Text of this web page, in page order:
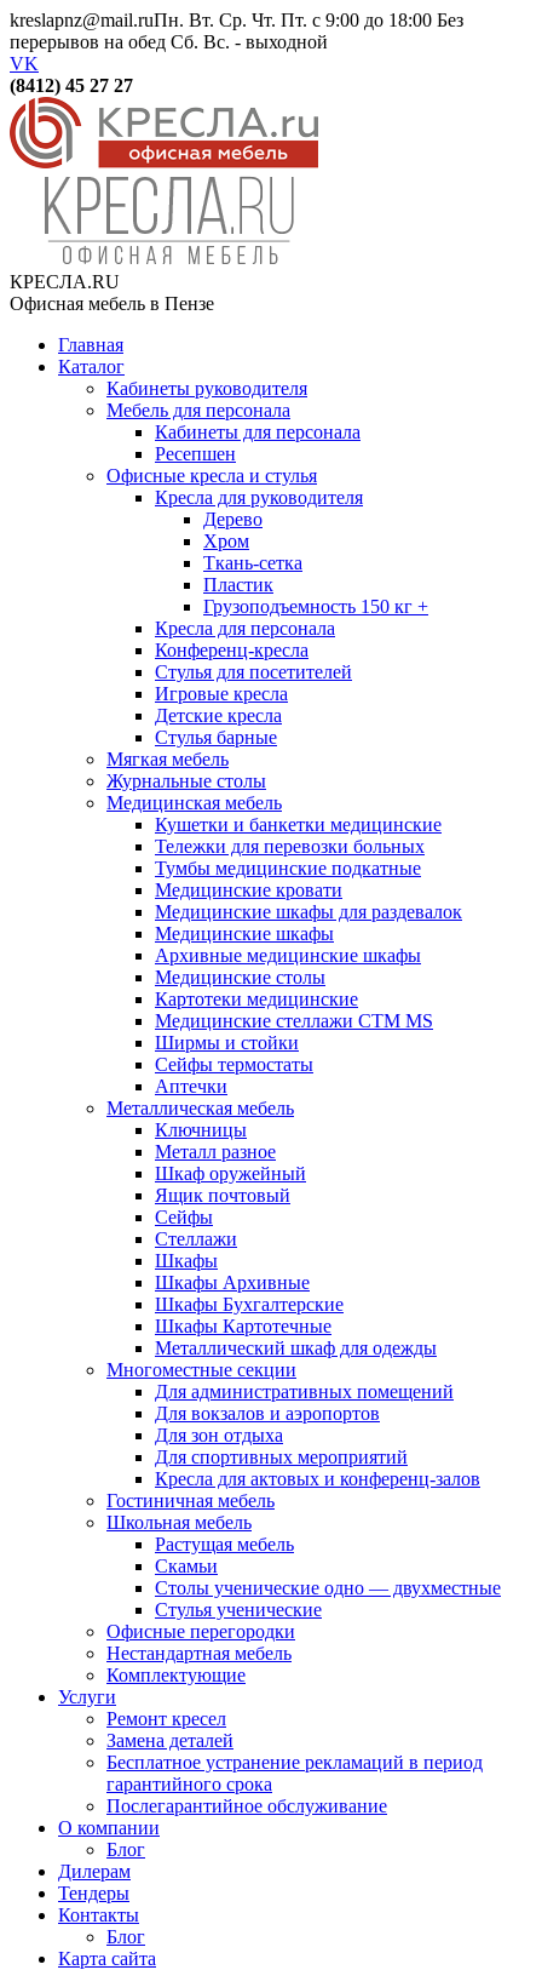
kreslapnz@mail.ruПн. Вт. Ср. Чт. Пт. с 9:00 до 18:00 Без
перерывов на обед Сб. Вс. - выходной
VK
(8412) 45 27 27
КРЕСЛА.RU
Офисная мебель в Пензе
Главная
Каталог
Кабинеты руководителя
Мебель для персонала
Кабинеты для персонала
Ресепшен
Офисные кресла и стулья
Кресла для руководителя
Дерево
Хром
Ткань-сетка
Пластик
Грузоподъемность 150 кг +
Кресла для персонала
Конференц-кресла
Стулья для посетителей
Игровые кресла
Детские кресла
Стулья барные
Мягкая мебель
Журнальные столы
Медицинская мебель
Кушетки и банкетки медицинские
Тележки для перевозки больных
Тумбы медицинские подкатные
Медицинские кровати
Медицинские шкафы для раздевалок
Медицинские шкафы
Архивные медицинские шкафы
Медицинские столы
Картотеки медицинские
Медицинские стеллажи CTM MS
Ширмы и стойки
Сейфы термостаты
Аптечки
Металлическая мебель
Ключницы
Металл разное
Шкаф оружейный
Ящик почтовый
Сейфы
Стеллажи
Шкафы
Шкафы Архивные
Шкафы Бухгалтерские
Шкафы Картотечные
Металлический шкаф для одежды
Многоместные секции
Для административных помещений
Для вокзалов и аэропортов
Для зон отдыха
Для спортивных мероприятий
Кресла для актовых и конференц-залов
Гостиничная мебель
Школьная мебель
Растущая мебель
Скамьи
Столы ученические одно — двухместные
Стулья ученические
Офисные перегородки
Нестандартная мебель
Комплектующие
Услуги
Ремонт кресел
Замена деталей
Бесплатное устранение рекламаций в период
гарантийного срока
Послегарантийное обслуживание
О компании
Блог
Дилерам
Тендеры
Контакты
Блог
Карта сайта